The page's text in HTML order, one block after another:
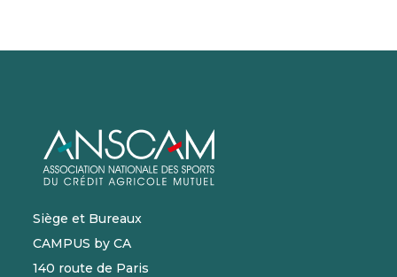
Siège et Bureaux
CAMPUS by CA
140 route de Paris